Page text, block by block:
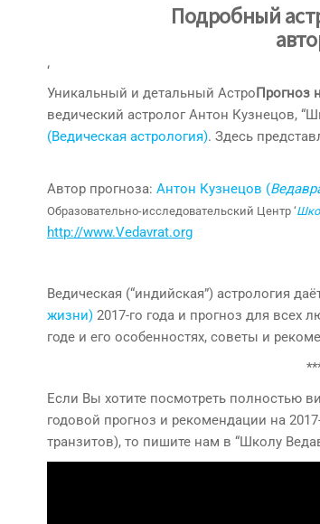
Подробный
‘
Уникальный и детальный АстроПрогноз
ведический астролог Антон Кузнецов,
(Ведическая астрология). Здесь
Автор прогноза: Антон Кузнецов (
Образовательно-исследовательский Центр ‘
http://www.Vedavrat.org
Ведическая (“индийская”) астрология
жизни) 2017-го года и прогноз для
годе и его особенностях, советы и
Если Вы хотите посмотреть полностью
годовой прогноз и рекомендации на
транзитов), то пишите нам в “Школу